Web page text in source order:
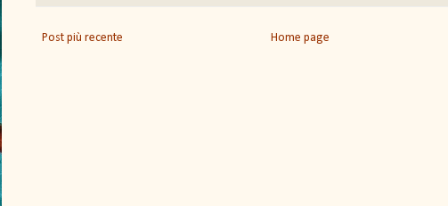
Post più recente Home page